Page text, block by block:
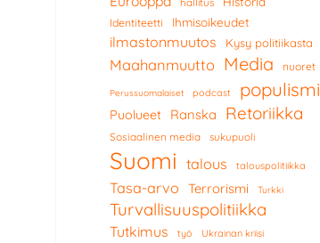
Identiteetti Ihmisoikeudet
ilmastonmuutos Kysy politiikasta
Maahanmuutto Media nuoret
Perussuomalaiset podcast populismi
Puolueet Ranska Retoriikka
Sosiaalinen media sukupuoli
Suomi talous talouspolitiikka
Tasa-arvo Terrorismi Turkki
Turvallisuuspolitiikka
Tutkimus työ Ukrainan kriisi